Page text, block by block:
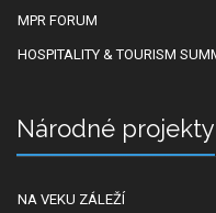
MPR FORUM
HOSPITALITY & TOURISM
Národné projekty
NA VEKU ZÁLEŽÍ